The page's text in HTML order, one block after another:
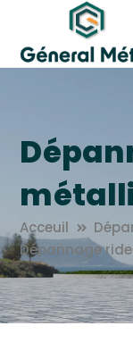
Acceuil
Dépannage